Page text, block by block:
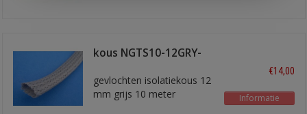
kous NGTS10-12GRY-
gevlochten isolatiekous 12
mm grijs 10 meter
€14,00
Informatie